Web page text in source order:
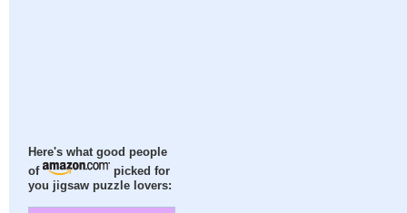
Here's what good people
of
picked for
you jigsaw puzzle lovers: